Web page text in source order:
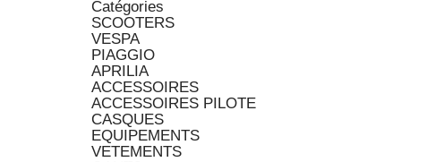
Catégories
SCOOTERS
VESPA
PIAGGIO
APRILIA
ACCESSOIRES
ACCESSOIRES PILOTE
CASQUES
EQUIPEMENTS
VETEMENTS